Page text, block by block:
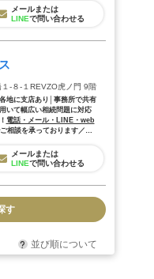
メールまたは
LINEで問い合わせる
-８-１REVZO虎ノ門 9階
各地に支店あり│事務所で共有
いて幅広い相続問題に対応
電話・メール・LINE・web
相談を承っております／
メールまたは
LINEで問い合わせる
す
並び順について